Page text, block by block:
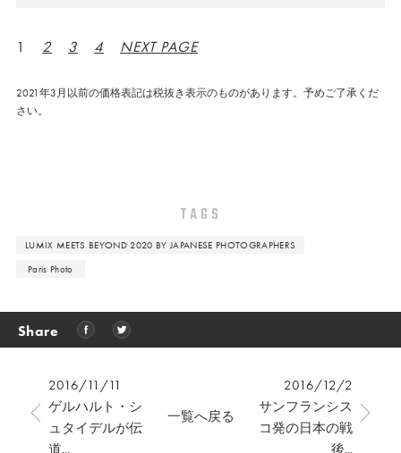
1 2 3 4 NEXT PAGE
2021年3月以前の価格表記は税抜き表示のものがあります。予めご了承くだ
さい。
TAGS
LUMIX MEETS BEYOND 2020 BY JAPANESE PHOTOGRAPHERS
Paris Photo
Share
2016/11/11
ゲルハルト・シ
ュタイデルが伝
道...
2016/12/2
サンフランシス
コ発の日本の戦
後...
一覧へ戻る